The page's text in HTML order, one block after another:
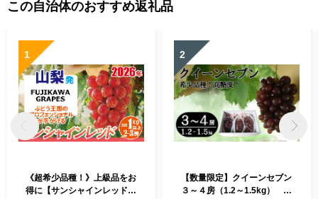
この自治体のおすすめ返礼品
1
《超希少品種！》上級品をお
得に【サンシャインレッド】
2
【数量限定】クイーンセブン
３～４房（1.2～1.5kg） ぶ